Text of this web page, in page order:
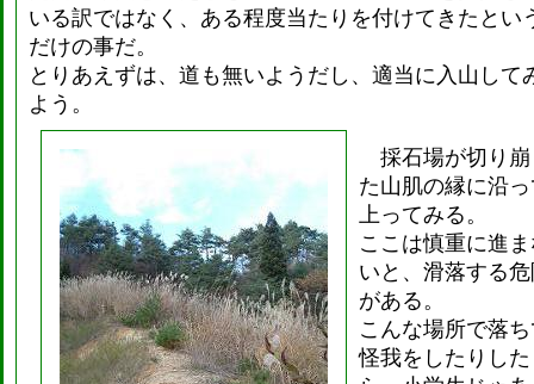
いる訳ではなく、ある程度当たりを付けてきたとい
だけの事だ。
とりあえずは、道も無いようだし、適当に入山して
よう。
採石場が切り崩
た山肌の縁に沿
上ってみる。
ここは慎重に進
いと、滑落する
がある。
こんな場所で落
怪我をしたりした